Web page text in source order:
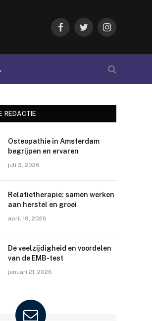
FacebookTwitterInstagram
REDACTIE
Osteopathie in Amsterdam
begrijpen en ervaren
juli 3, 2026
Relatietherapie: samen werken
aan herstel en groei
april 19, 2026
De veelzijdigheid en voordelen
van de EMB-test
januari 21, 2026